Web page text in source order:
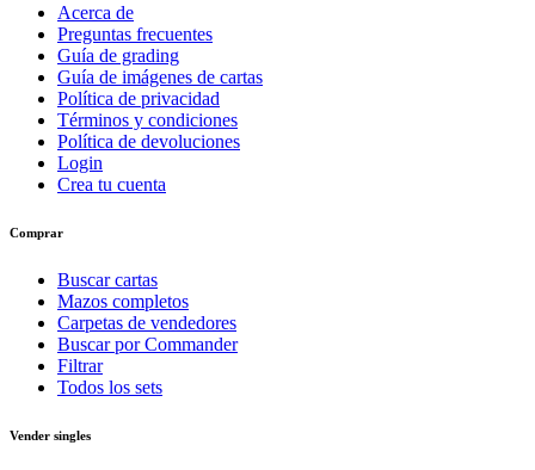
Acerca de
Preguntas frecuentes
Guía de grading
Guía de imágenes de cartas
Política de privacidad
Términos y condiciones
Política de devoluciones
Login
Crea tu cuenta
Comprar
Buscar cartas
Mazos completos
Carpetas de vendedores
Buscar por Commander
Filtrar
Todos los sets
Vender singles